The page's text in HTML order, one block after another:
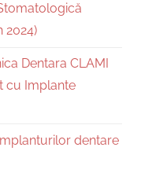
2024)
Dentara CLAMI
cu Implante
dentare